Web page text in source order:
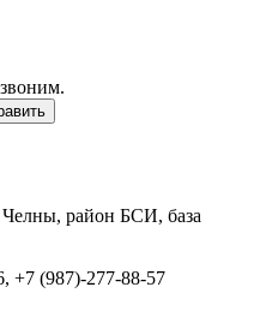
район БСИ, база
+7 (987)-277-88-57